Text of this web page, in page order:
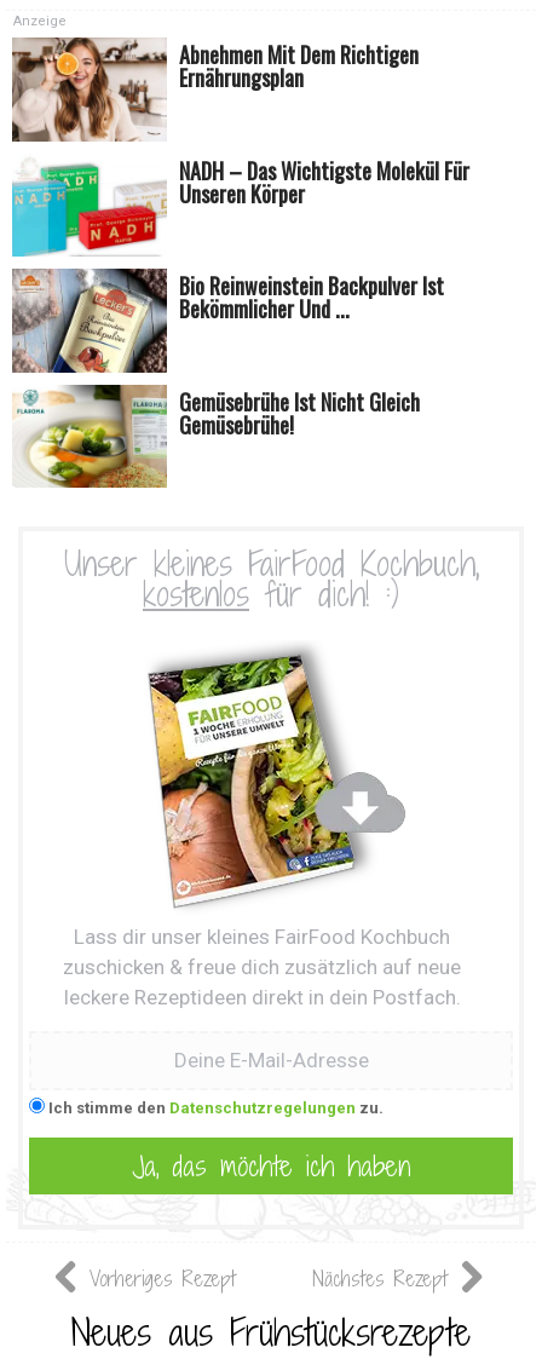
Abnehmen Mit Dem Richtigen
Ernährungsplan
Anzeige
NADH – Das Wichtigste Molekül Für
Unseren Körper
Bio Reinweinstein Backpulver Ist
Bekömmlicher Und ...
Gemüsebrühe Ist Nicht Gleich
Gemüsebrühe!
Unser kleines FairFood Kochbuch,
kostenlos für dich! :)
Lass dir unser kleines FairFood Kochbuch
zuschicken & freue dich zusätzlich auf neue
leckere Rezeptideen direkt in dein Postfach.
Ich stimme den Datenschutzregelungen zu.
Vorheriges Rezept Nächstes Rezept
Neues aus Frühstücksrezepte